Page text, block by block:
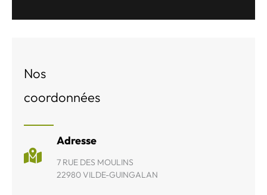
Nos
coordonnées
Adresse
7 RUE DES MOULINS
22980 VILDE-GUINGALAN